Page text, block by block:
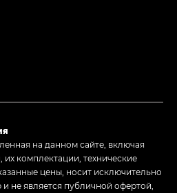
на данном сайте, включая
комплектации, технические
цены, носит исключительно
не является публичной офертой,